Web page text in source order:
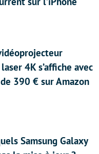
4K s’affiche avec
390 € sur Amazon
Samsung Galaxy